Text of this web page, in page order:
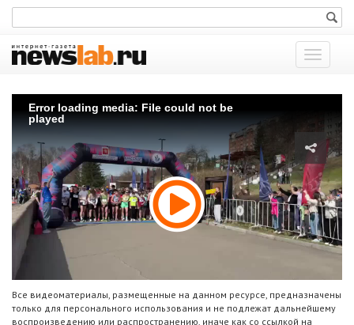
Показать
меню
Error loading media: File could not be
played
Все видеоматериалы, размещенные на данном ресурсе, предназначены
только для персонального использования и не подлежат дальнейшему
воспроизведению или распространению, иначе как со ссылкой на